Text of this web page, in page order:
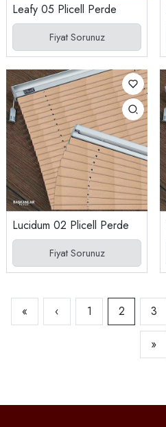
Leafy 05 Plicell Perde
Fiyat Sorunuz
Lucidum 02 Plicell Perde
Fiyat Sorunuz
« ‹ 1 2 3
»